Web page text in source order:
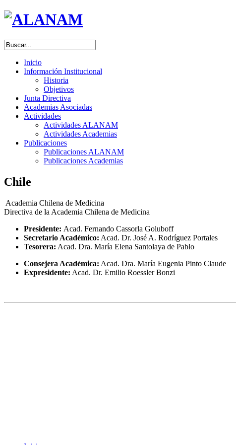
Inicio
Información Institucional
Historia
Objetivos
Junta Directiva
Academias Asociadas
Actividades
Actividades ALANAM
Actividades Academias
Publicaciones
Publicaciones ALANAM
Publicaciones Academias
Chile
Academia Chilena de Medicina
Directiva de la Academia Chilena de Medicina
Presidente: Acad. Fernando Cassorla Goluboff
Secretario Académico: Acad. Dr. José A. Rodríguez Portales
Tesorera: Acad. Dra. María Elena Santolaya de Pablo
Consejera Académica: Acad. Dra. María Eugenia Pinto Claude
Expresidente: Acad. Dr. Emilio Roessler Bonzi